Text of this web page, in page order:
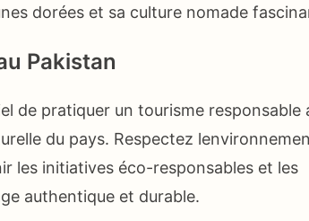
dorées et sa culture nomade
Pakistan
de pratiquer un tourisme responsable
du pays. Respectez
les initiatives éco-responsables et les
authentique et durable.